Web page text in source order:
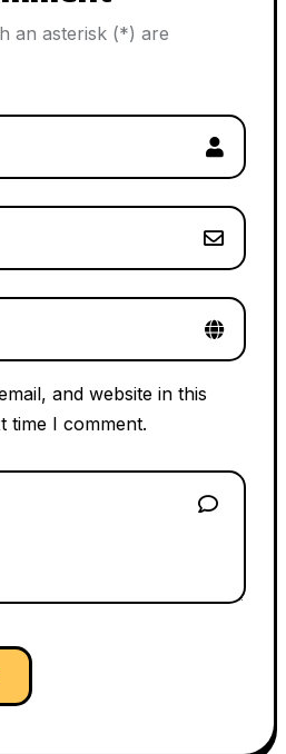
an asterisk (*) are
and website in this
time I comment.